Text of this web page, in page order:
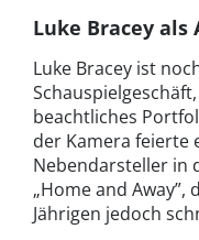
Luke Bracey als
Luke Bracey ist
beachtliches
der Kamera feierte
Nebendarsteller in
„Home and Away”,
Jährigen jedoch